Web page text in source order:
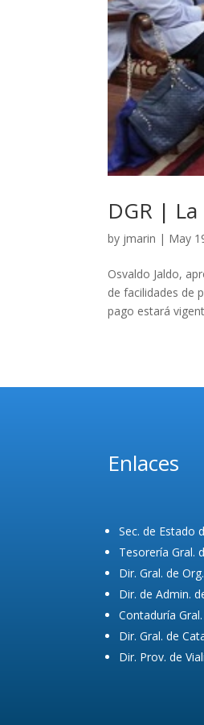
DGR |
by jmarin | May
Osvaldo Jaldo,
de facilidades de
pago estará
Enlaces
Sec. de Estado
Tesorería Gral.
Dir. Gral. de
Dir. de Admin.
Contaduría
Dir. Gral. de
Dir. Prov. de